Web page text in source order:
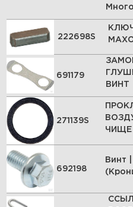
222698S
691179
ВИНТ
271139S
ЧИЩЕ
692198
Винт |